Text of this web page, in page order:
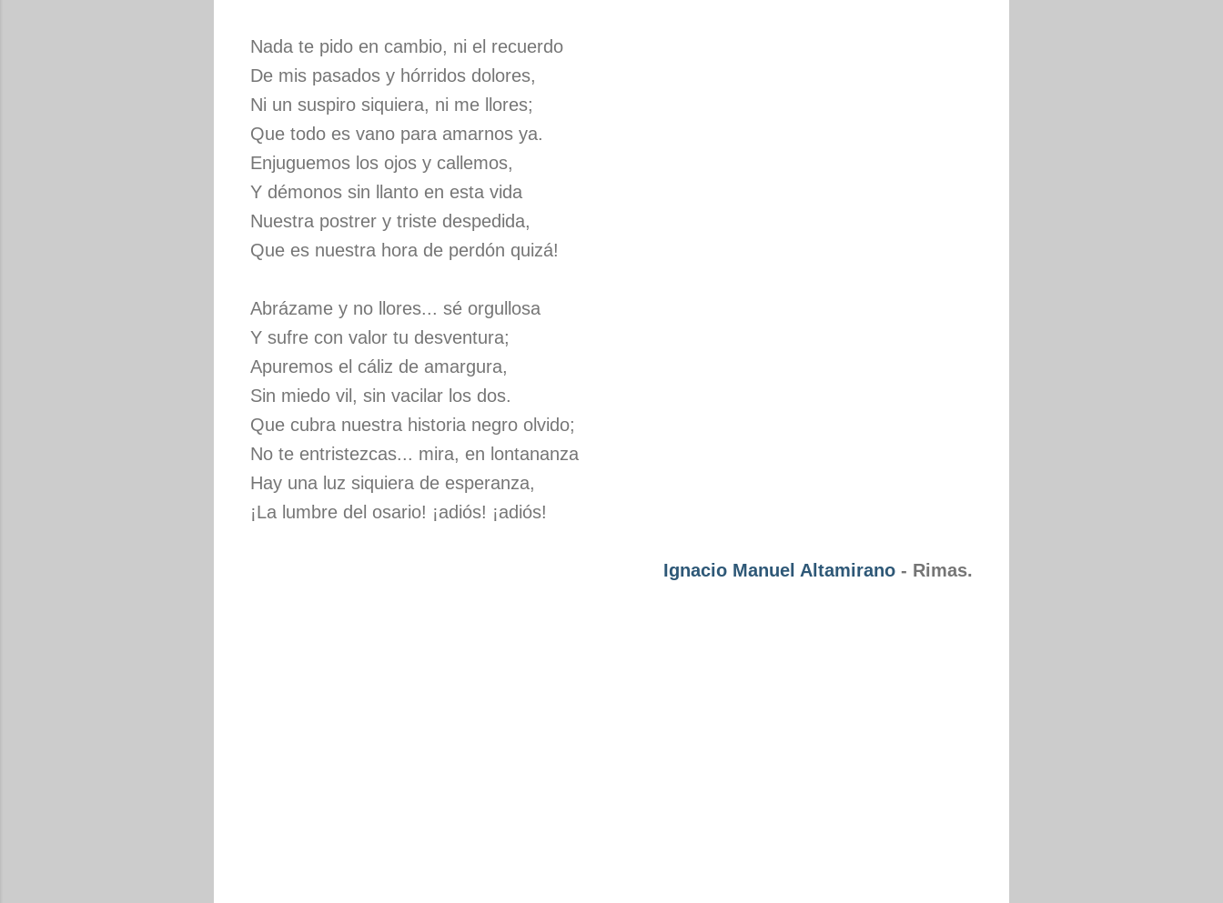
Nada te pido en cambio, ni el recuerdo
De mis pasados y hórridos dolores,
Ni un suspiro siquiera, ni me llores;
Que todo es vano para amarnos ya.
Enjuguemos los ojos y callemos,
Y démonos sin llanto en esta vida
Nuestra postrer y triste despedida,
Que es nuestra hora de perdón quizá!
Abrázame y no llores... sé orgullosa
Y sufre con valor tu desventura;
Apuremos el cáliz de amargura,
Sin miedo vil, sin vacilar los dos.
Que cubra nuestra historia negro olvido;
No te entristezcas... mira, en lontananza
Hay una luz siquiera de esperanza,
¡La lumbre del osario! ¡adiós! ¡adiós!
Ignacio Manuel Altamirano - Rimas.